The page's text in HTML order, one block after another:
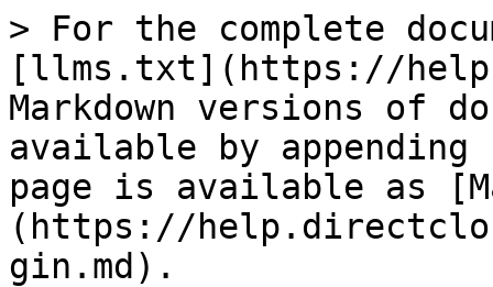
> For the complete
[llms.txt](https://
Markdown versions of
available by
page is available as
(https://
gin.md).